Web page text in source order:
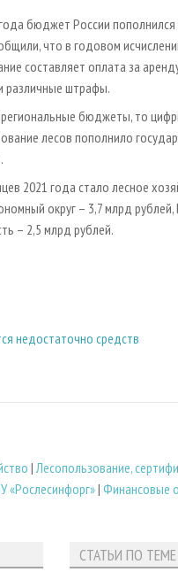
бюджет России пополнился
что в годовом
составляет оплата за
различные штрафы.
бюджеты, то
лесов пополнило
2021 года стало лесное
округ – 3,7 млрд
– 2,5 млрд рублей.
недостаточно средств
|Лесопользование,
«Рослесинфорг»| Финансовые
СТАТЬИ ПО ТЕМЕ